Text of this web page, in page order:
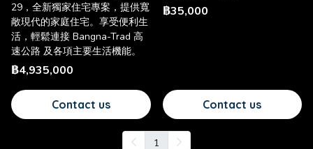
29，全新獨家住宅專案，提供寬
敞現代的家庭住宅。享受便利生
活，輕鬆連接 Bangna-Trad 高
速公路 及各項主要生活機能。
฿4,935,000
Contact us
฿35,000
Contact us
1